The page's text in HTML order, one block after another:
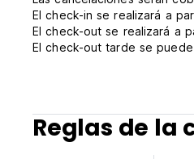
El check-in se realizará a
El check-out se realizará a
El check-out tarde se
Las condiciones generales
El recepcionista estará de
No hay una curfew. (Auto-
Reglas de la